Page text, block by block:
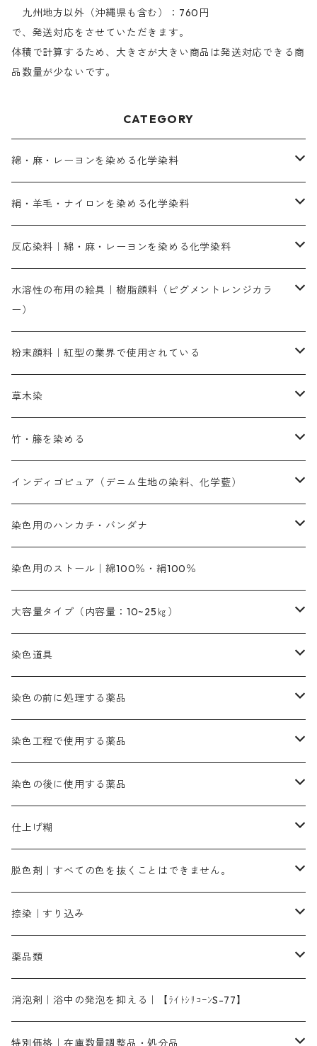
九州地方以外（沖縄県も含む）：760円
で、発送対応をさせていただきます。
体積で計算するため、大きさが大きい商品は発送対応できる商
品数量が少ないです。
CATEGORY
綿・麻・レーヨンを染める化学染料
直接染料－染色手順が簡単
人気のおすすめ直接染料
染色に必要な薬品類
橙色系
青色系
紫色系
緑色系
茶色系
染料一覧ー100g入り
染料一覧ー500g入り
絹・羊毛・ナイロンを染める化学染料
お買い得品
染料一覧
人気のおすすめ染料
橙色系
緑色系
茶色系
灰色系
黒色系
1kg
染色に必要な薬品類
補助薬品
反応染料｜綿・麻・レーヨンを染める化学染料
お勧めの3原色（赤・青・黄色）
お勧め｜スミフィックス～
3原色以外の色目
赤色
茶色｜20g入りのみ公開
灰色｜20g入りのみ公開
黒色
染色に必要な薬品
アルカリ剤
補助薬品
捺染に必要な材料
捺染糊
水溶性の布用の絵具｜樹脂顔料（ピグメントレンジカラ
ー）
ネオカラー（色）
内容量：100g
内容量：500g
バィンダー（定着剤）
増粘剤
黄色系
エロ―M3G｜定番の色合い
エロー ＭＧＲ｜明るい緑みの黄色
オレンジ系
オレンヂMG｜黄みの橙色
オレンヂMGD（定番の色合い）
赤色系
レットMFB｜赤色（定番の色合い）
レットMG｜黄みの朱色
ピンクMB｜ピンク色
ローズMB｜鮮やかなピンク色）
青色系
ネビーブルーMB（定番の色合い）
ブルーMB（定番の色合い）
スカイブルーMG｜緑みの空色
ターキスブルーHNG｜緑みの空色
紫色系
バイオレットMFB
緑色系
ダークグリンMG（定番の色合い）
グリーンMB｜緑色
茶色系
ダークブロンMFB｜こげ茶色
ブロンHNR｜こげ茶色
黒色系
ブラックMK（赤みの黒色）
ブラックMG（青みの黒色）
白色系（定番の色合い）
ネオホワイトR
粉末顔料｜紅型の業界で使用されている
赤色系
本洋紅
代用朱黄色口
黄色系
ファストエロ―10GN（鮮やかな黄色）
ファストエロ―5GN（黄色）
青色系
NSBAブルー
群青
白色｜胡粉
黒色｜在庫処分特価
緑色｜在庫処分特価
茶色｜在庫処分特価
草木染
植物染料
人気のおすすめ植物染料
インド茜・西洋茜の個別販売
カッチ｜茶系
霧島産・晩秋茶｜黄金色（赤みの黄色）｜準備中
濃染処理剤｜ソルバックスPS－900
媒染剤
アルミ媒染剤
鉄媒染剤
ソーダ灰｜アルカリ性のPH調整剤
藍染
ぶどう糖
ハイドロサルファイトコンク
染色用途のハンカチ・バンダナ
45cm×45cm（ハンカチ）｜端の始末も綿糸｜タグなし
54cm×54cm（バンダナ）｜端の始末も綿糸｜タグなし
竹・籐を染める
人気のおすすめ竹・藤を染める染料
塩基性染料（混色可能）
ビスマークブロンB｜赤茶色
塩基性エロ―｜液体タイプ
ローダミンB｜赤紫色｜マゼンダ色
オリジナル染料｜スス竹色｜ミキセットファストブロンGR
インディゴピュア（デニム生地の染料、化学藍）
初心者向けお試しセット販売
インディゴピュア
アルカリ剤
ハイドロサルファイトコンク
酸性剤
染色用のハンカチ・バンダナ
45cm×45cm（ハンカチ）｜端の始末も綿糸｜タグなし
54cm×54cm（バンダナ）｜端の始末も綿糸｜タグなし
染色用のストール｜綿100％・絹100％
大容量タイプ（内容量：10~25㎏）
芒硝｜綿の染色時の吸収促進剤
ソーダ灰｜アルカリ性のPH調整剤
硫酸第一鉄｜鉄媒染剤
染色道具
刷毛
摺込み刷毛（スリコミハケ）ー夏毛（硬いタイプ）
摺込み刷毛（スリコミハケ）ー冬毛（柔らかいタイプ）
片羽刷毛
ローケツ筆
ローケツ用筆｜1本～販売
ローケツ用筆ー10%off｜20本セットお取り寄せ品
洋型紙（9番手｜中薄口、10番手｜中厚口）
有償サンプル品｜約20cm×27cm
洋型紙9番手｜中薄口｜約54cm×110cm
張木｜入荷待ち
伸子
型洗いブラシ
染色の前に処理する薬品
精練剤｜汚れ落とし剤｜針状マルセル石鹸
糊落とし剤｜ソルベンCA
濃染処理剤｜ソルバックスPS－900
染色工程で使用する薬品
染料の吸収促進剤
酢酸｜絹・羊毛・ナイロンに使用する
芒硝｜綿・麻の染色に使用する。
染料のムラ染め抑制剤（均染剤）
アゾリン200％｜綿・麻・絹・羊毛・ナイロンの染色
レオニールEHC｜反応染料用
染料の浸透剤
ソルバライトS-70｜各種繊維の浸し染めに使用可能
染料の定着向上剤
ライトフィックスAコンク｜綿・麻もしくは直接染料で染めた素材
シルクフィックス３A｜絹の染料定着向上剤
アルカリ剤｜反応染料用
ソーダ灰
染料溶解剤
セレナゾールPDN｜各種染料の染料溶解剤
染色の後に使用する薬品
ソーピング剤｜未定着の染料を除去すること
ネオポールB－300｜反応染料のソーピング剤
仕上げ剤｜柔軟・平滑剤
白場汚染防止剤
仕上げ糊
カルボキシメチルセルロース（CMC）
海藻系
たんぱく質系
化学糊（PVA）
防腐剤｜アルカリ性
脱色剤｜すべての色を抜くことはできません。
脱色剤
全体脱色｜ハイドロサルファイトコンク
部分脱色｜デグロリンSコンク
脱色助剤｜浸透・複色抑制剤
メイプロガムNP｜にじみ防止剤
アミラヂンD｜浸透・複色抑制剤
捺染｜すり込み
染料溶解剤｜染料の均一な浸透・吸着を補助する
捺染糊
メイプロガムNP（綿・麻・絹用｜直接・酸性・含金染料用）
白場汚染防止剤｜ソーピング剤｜水洗する際の再汚染防止剤
薬品類
ア行
カ行
消泡剤｜浴中の発泡を抑える｜【ﾗｲﾄｼﾘｺｰﾝS-77】
特別価格｜在庫数量調整品・処分品